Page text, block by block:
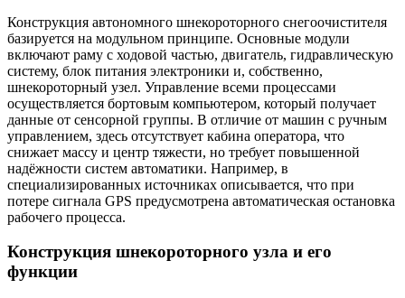
Конструкция автономного шнекороторного снегоочистителя
базируется на модульном принципе. Основные модули
включают раму с ходовой частью, двигатель, гидравлическую
систему, блок питания электроники и, собственно,
шнекороторный узел. Управление всеми процессами
осуществляется бортовым компьютером, который получает
данные от сенсорной группы. В отличие от машин с ручным
управлением, здесь отсутствует кабина оператора, что
снижает массу и центр тяжести, но требует повышенной
надёжности систем автоматики. Например, в
специализированных источниках описывается, что при
потере сигнала GPS предусмотрена автоматическая остановка
рабочего процесса.
Конструкция шнекороторного узла и его
функции